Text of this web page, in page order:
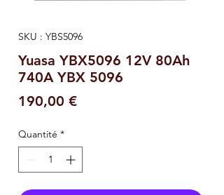
SKU : YBS5096
Yuasa YBX5096 12V 80Ah
740A YBX 5096
190,00 €Prix
Quantité *